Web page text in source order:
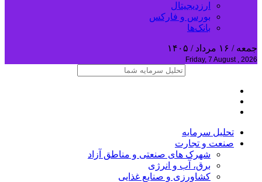
ارزدیجیتال
بورس و فارکس
بانک‌ها
جمعه / ۱۶ مرداد / ۱۴۰۵
Friday, 7 August , 2026
تحلیل‌ سرمایه
صنعت و تجارت
شهرک های صنعتی و مناطق آزاد
برق، آب و انرژی
کشاورزی و صنایع غذایی